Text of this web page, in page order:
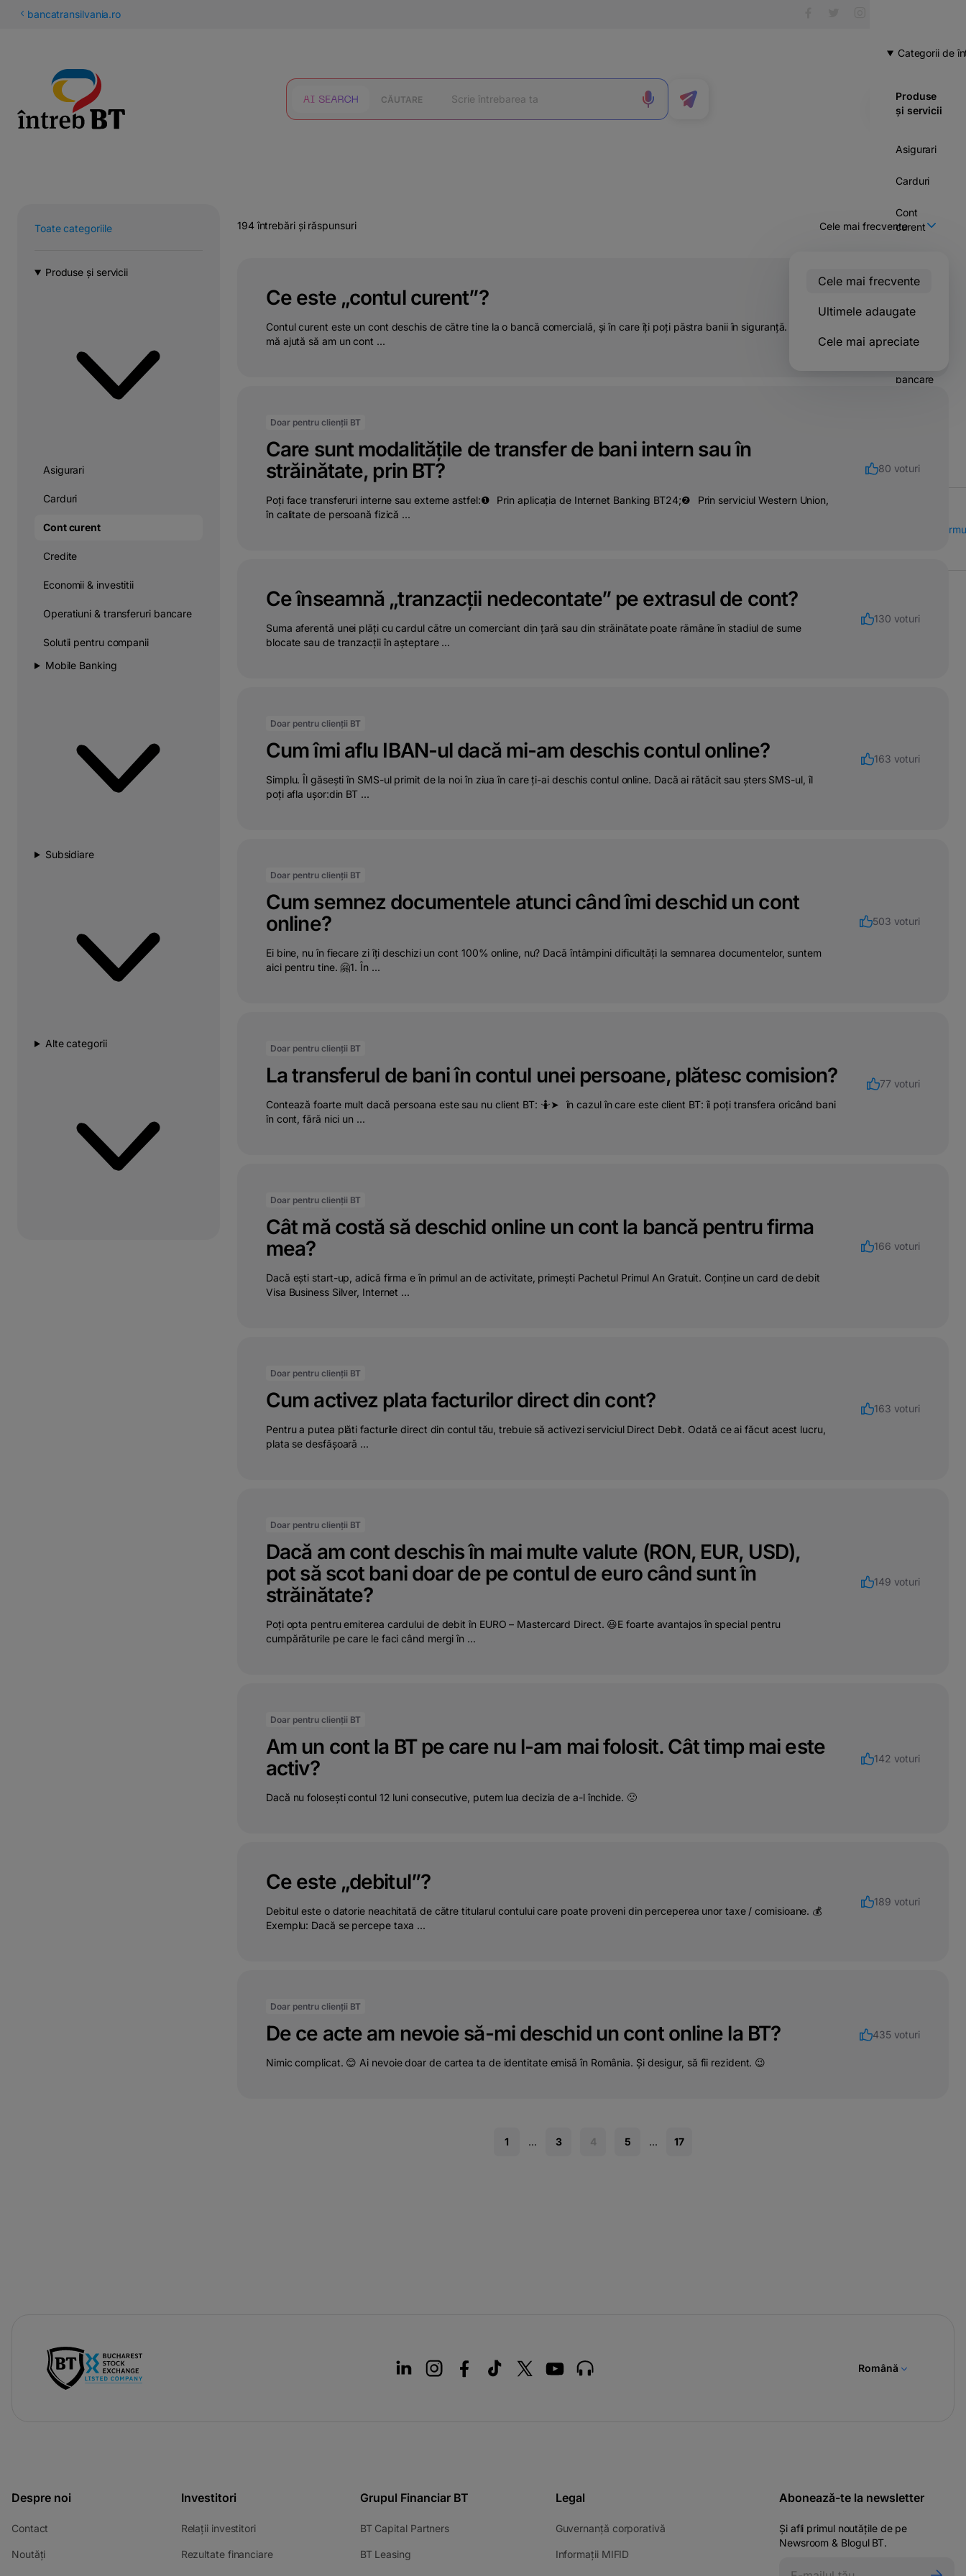
кириллица
bancatransilvania.ro
CĂUTARE MENIU
Categorii de
Produse
și servicii
Asigurari
Carduri
Cont
curent
Operatiuni
bancare
Toate categoriile
Produse și servicii
Asigurari
Carduri
Cont curent
Credite
Economii & investitii
Operatiuni & transferuri bancare
Solutii pentru companii
Mobile Banking
Subsidiare
Alte categorii
194 întrebări și răspunsuri
Cele mai frecvente
Ultimele adaugate
Cele mai apreciate
Ce este „contul curent”?
Contul curent este un cont deschis de către tine la o bancă comercială, și în care îți poți păstra banii în siguranță. 👍Cu ce
mă ajută să am un cont ...
283 voturi
Doar pentru clienții BT
Care sunt modalitățile de transfer de bani intern sau în
străinătate, prin BT?
Poți face transferuri interne sau externe astfel:❶⠀Prin aplicația de Internet Banking BT24;❷⠀Prin serviciul Western Union,
în calitate de persoană fizică ...
80 voturi
Ce înseamnă „tranzacții nedecontate” pe extrasul de cont?
Suma aferentă unei plăți cu cardul către un comerciant din țară sau din străinătate poate rămâne în stadiul de sume
blocate sau de tranzacții în așteptare ...
130 voturi
Doar pentru clienții BT
Cum îmi aflu IBAN-ul dacă mi-am deschis contul online?
Simplu. Îl găsești în SMS-ul primit de la noi în ziua în care ți-ai deschis contul online. Dacă ai rătăcit sau șters SMS-ul, îl
poți afla ușor:din BT ...
163 voturi
Doar pentru clienții BT
Cum semnez documentele atunci când îmi deschid un cont
online?
Ei bine, nu în fiecare zi îți deschizi un cont 100% online, nu? Dacă întâmpini dificultăți la semnarea documentelor, suntem
aici pentru tine. 🤗1. În ...
503 voturi
Doar pentru clienții BT
La transferul de bani în contul unei persoane, plătesc comision?
Contează foarte mult dacă persoana este sau nu client BT: 🤷➤⠀în cazul în care este client BT: îi poți transfera oricând bani
în cont, fără nici un ...
77 voturi
Doar pentru clienții BT
Cât mă costă să deschid online un cont la bancă pentru firma
mea?
Dacă ești start-up, adică firma e în primul an de activitate, primești Pachetul Primul An Gratuit. Conține un card de debit
Visa Business Silver, Internet ...
166 voturi
Doar pentru clienții BT
Cum activez plata facturilor direct din cont?
Pentru a putea plăti facturile direct din contul tău, trebuie să activezi serviciul Direct Debit. Odată ce ai făcut acest lucru,
plata se desfășoară ...
163 voturi
Doar pentru clienții BT
Dacă am cont deschis în mai multe valute (RON, EUR, USD),
pot să scot bani doar de pe contul de euro când sunt în
străinătate?
Poți opta pentru emiterea cardului de debit în EURO – Mastercard Direct. 😃E foarte avantajos în special pentru
cumpărăturile pe care le faci când mergi în ...
149 voturi
Doar pentru clienții BT
Am un cont la BT pe care nu l-am mai folosit. Cât timp mai este
activ?
Dacă nu folosești contul 12 luni consecutive, putem lua decizia de a-l închide. 🙁
142 voturi
Ce este „debitul”?
Debitul este o datorie neachitată de către titularul contului care poate proveni din perceperea unor taxe / comisioane. 💰
Exemplu: Dacă se percepe taxa ...
189 voturi
Doar pentru clienții BT
De ce acte am nevoie să-mi deschid un cont online la BT?
Nimic complicat. 😊 Ai nevoie doar de cartea ta de identitate emisă în România. Și desigur, să fii rezident. 😉
435 voturi
1 ... 3 4 5 ... 17
Română
Despre noi
Contact
Noutăți-
Investitori
Relații investitori-
in
Rezultate financiare-
Grupul Financiar BT
BT Capital Partners-
BT Leasing-
Legal
Guvernanță corporativă-
Informații MIFID
Abonează-te la newsletter
Și afli primul noutățile de pe
Newsroom & Blogul BT.